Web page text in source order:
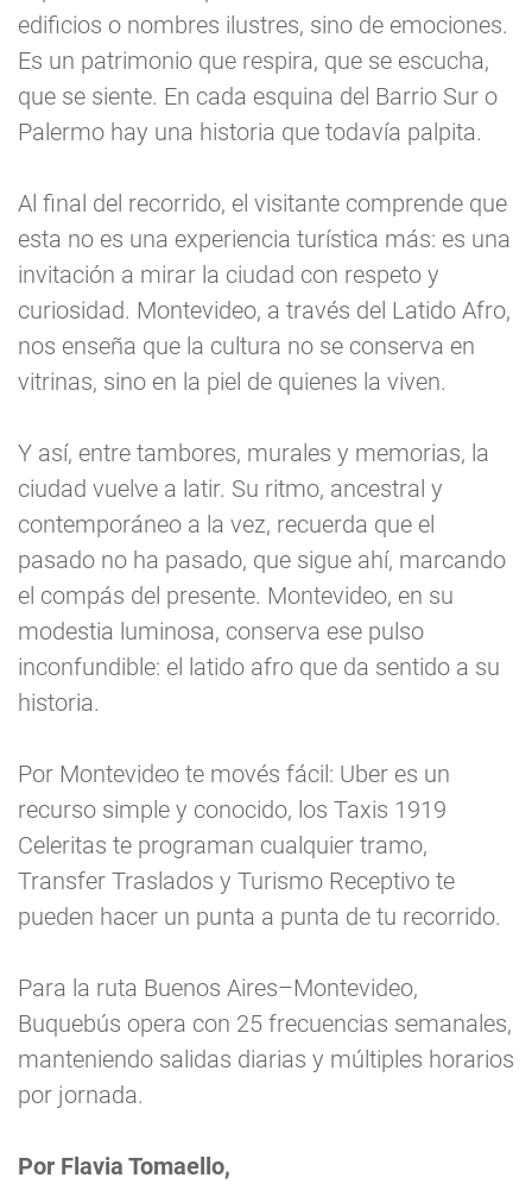
edificios o nombres ilustres, sino de emociones.
Es un patrimonio que respira, que se escucha,
que se siente. En cada esquina del Barrio Sur o
Palermo hay una historia que todavía palpita.
Al final del recorrido, el visitante comprende que
esta no es una experiencia turística más: es una
invitación a mirar la ciudad con respeto y
curiosidad. Montevideo, a través del Latido Afro,
nos enseña que la cultura no se conserva en
vitrinas, sino en la piel de quienes la viven.
Y así, entre tambores, murales y memorias, la
ciudad vuelve a latir. Su ritmo, ancestral y
contemporáneo a la vez, recuerda que el
pasado no ha pasado, que sigue ahí, marcando
el compás del presente. Montevideo, en su
modestia luminosa, conserva ese pulso
inconfundible: el latido afro que da sentido a su
historia.
Por Montevideo te movés fácil: Uber es un
recurso simple y conocido, los Taxis 1919
Celeritas te programan cualquier tramo,
Transfer Traslados y Turismo Receptivo te
pueden hacer un punta a punta de tu recorrido.
Para la ruta Buenos Aires–Montevideo,
Buquebús opera con 25 frecuencias semanales,
manteniendo salidas diarias y múltiples horarios
por jornada.
Por Flavia Tomaello,